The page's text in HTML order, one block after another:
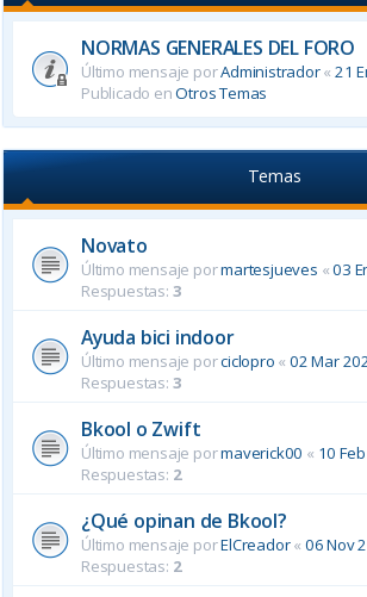
NORMAS GENERALES DEL FORO
Último mensaje porAdministrador«21
Publicado enOtros Temas
Temas
Novato
Último mensaje pormartesjueves «03
Respuestas: 3
Ayuda bici indoor
Último mensaje porciclopro «02 Mar
Respuestas: 3
Bkool o Zwift
Último mensaje pormaverick00 « 10
Respuestas: 2
¿Qué opinan de Bkool?
Último mensaje porElCreador« 06 Nov
Respuestas: 2